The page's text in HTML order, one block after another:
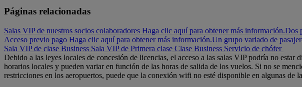
Páginas relacionadas
Salas VIP de nuestros socios colaboradores Haga clic aquí para obtener más información.Dos
Acceso previo pago Haga clic aquí para obtener más información.Un grupo variado de
Sala VIP de clase Business Sala VIP de Primera clase Clase Business Servicio de chófer
Debido a las leyes locales de concesión de licencias, el acceso a las salas VIP podría no
horarios locales y pueden variar en función de las horas de salida de los vuelos. Si no se
restricciones en los aeropuertos, puede que la conexión wifi no esté disponible en algunas de